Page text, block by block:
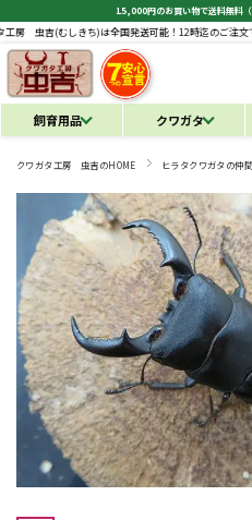
15,000円のお買い物で送料無料（
ち)は全国発送可能！12時迄のご注文で即日出荷！お
飼育用品 クワガタ
クワガタ工房 虫吉のHOME ヒラタクワガタの仲間